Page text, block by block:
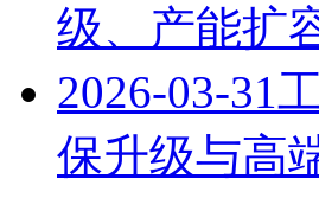
级、产能扩
2026-03-31
保升级与高